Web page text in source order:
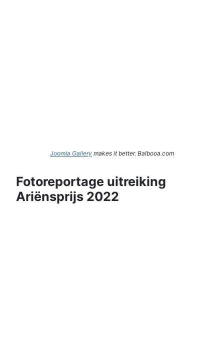
Joomla Gallery makes it better. Balbooa.com
Fotoreportage uitreiking
Ariënsprijs 2022